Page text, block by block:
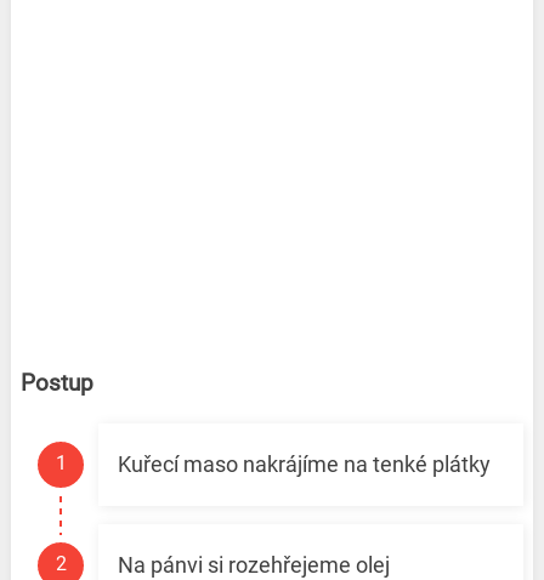
Postup
Kuřecí maso nakrájíme na tenké plátky
Na pánvi si rozehřejeme olej